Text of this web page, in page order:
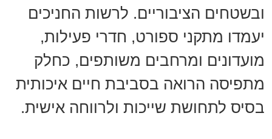
ובשטחים הציבוריים. לרשות החניכים
יעמדו מתקני ספורט, חדרי פעילות,
מועדונים ומרחבים משותפים, כחלק
מתפיסה הרואה בסביבת חיים איכותית
בסיס לתחושת שייכות ולרווחה אישית.